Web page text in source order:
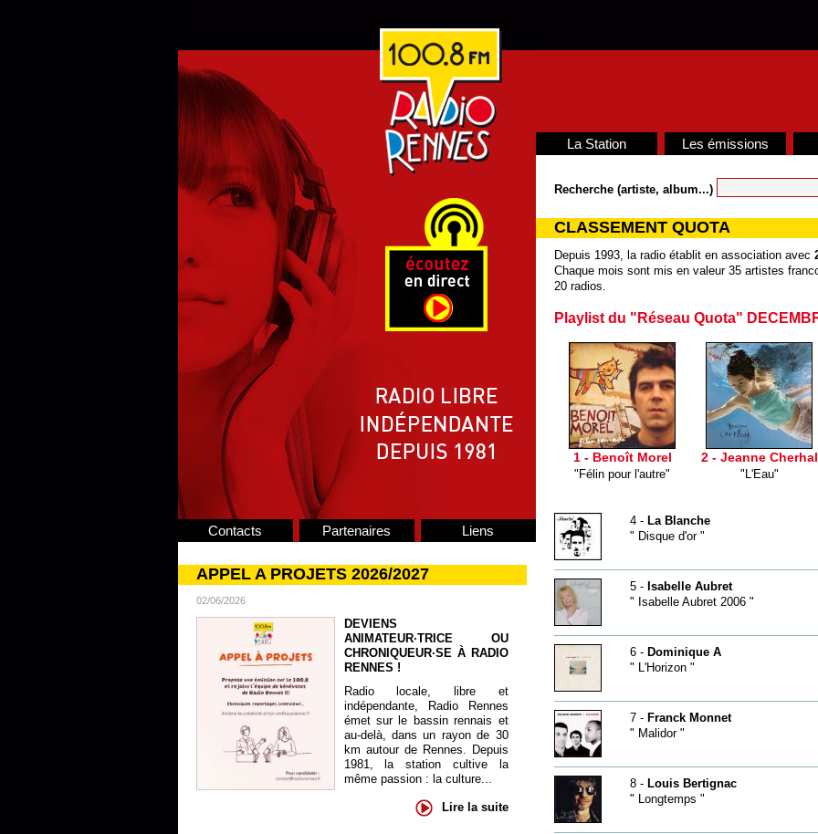
Contacts Partenaires Liens
APPEL A PROJETS 2026/2027
02/06/2026
DEVIENS
ANIMATEUR·TRICE OU
CHRONIQUEUR·SE À RADIO
RENNES !
Radio locale, libre et
indépendante, Radio Rennes
émet sur le bassin rennais et
au-delà, dans un rayon de 30
km autour de Rennes. Depuis
1981, la station cultive la
même passion : la culture...
Lire la suite
La Station Les émissions
Recherche (artiste, album...)
CLASSEMENT QUOTA
Depuis 1993, la radio établit en association avec
Chaque mois sont mis en valeur 35 artistes
20 radios.
Playlist du "Réseau Quota"
1 - Benoît Morel
"Félin pour l'autre"
2 - Jeanne Cherhal
"L'Eau"
4 - La Blanche
" Disque d'or "
5 - Isabelle Aubret
" Isabelle Aubret 2006 "
6 - Dominique A
" L'Horizon "
7 - Franck Monnet
" Malidor "
8 - Louis Bertignac
" Longtemps "